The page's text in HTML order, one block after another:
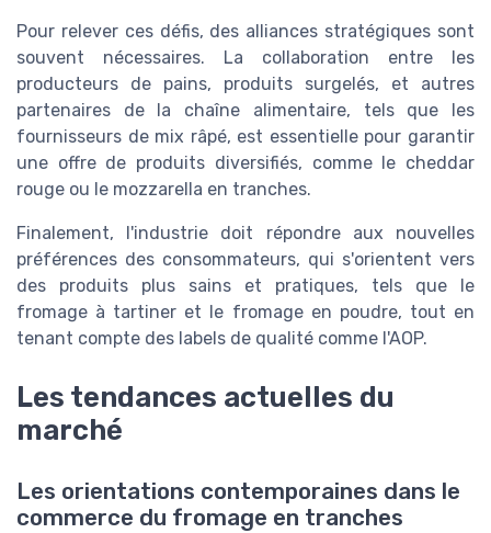
Pour relever ces défis, des alliances stratégiques sont
souvent nécessaires. La collaboration entre les
producteurs de pains, produits surgelés, et autres
partenaires de la chaîne alimentaire, tels que les
fournisseurs de mix râpé, est essentielle pour garantir
une offre de produits diversifiés, comme le cheddar
rouge ou le mozzarella en tranches.
Finalement, l'industrie doit répondre aux nouvelles
préférences des consommateurs, qui s'orientent vers
des produits plus sains et pratiques, tels que le
fromage à tartiner et le fromage en poudre, tout en
tenant compte des labels de qualité comme l'AOP.
Les tendances actuelles du
marché
Les orientations contemporaines dans le
commerce du fromage en tranches